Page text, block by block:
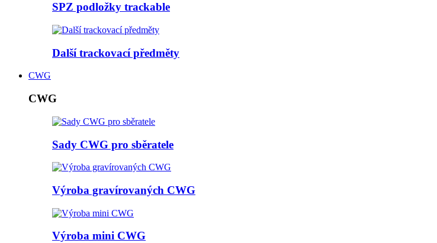
SPZ podložky trackable
Další trackovací předměty
CWG
CWG
Sady CWG pro sběratele
Výroba gravírovaných CWG
Výroba mini CWG